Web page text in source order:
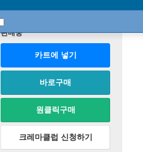
판매중
카트에 넣기
바로구매
원클릭구매
크레마클럽 신청하기